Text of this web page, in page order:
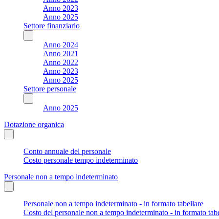
Anno 2023
Anno 2025
Settore finanziario
Anno 2024
Anno 2021
Anno 2022
Anno 2023
Anno 2025
Settore personale
Anno 2025
Dotazione organica
Conto annuale del personale
Costo personale tempo indeterminato
Personale non a tempo indeterminato
Personale non a tempo indeterminato - in formato tabellare
Costo del personale non a tempo indeterminato - in formato